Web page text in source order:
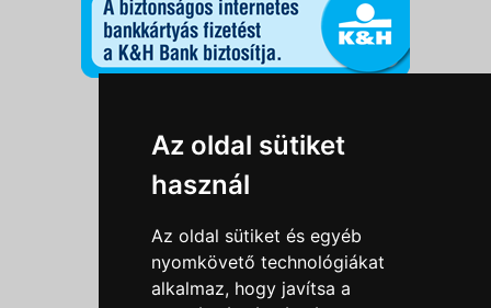
Az oldal sütiket
használ
Az oldal sütiket és egyéb
nyomkövető technológiákat
alkalmaz, hogy javítsa a
Információk
Általános szerződési feltételek
Impresszum
Nyereményjáték szabály
Outlet nap nyereményjáték szabályzat